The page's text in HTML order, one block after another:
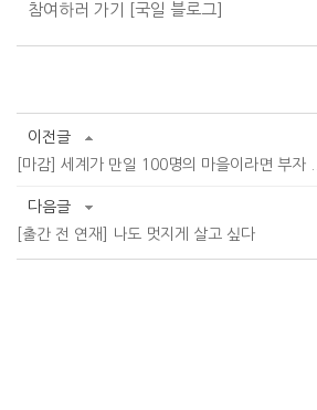
참여하러 가기 [국일 블로그]
이전글
[마감] 세계가 만일 100명의 마을이라면 부자 ...
다음글
[출간 전 연재] 나도 멋지게 살고 싶다